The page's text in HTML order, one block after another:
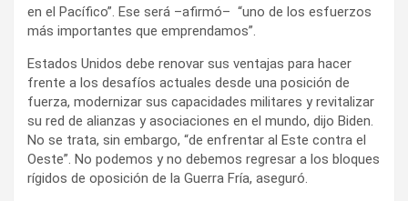
en el Pacífico”. Ese será –afirmó– “uno de los esfuerzos
más importantes que emprendamos”.
Estados Unidos debe renovar sus ventajas para hacer
frente a los desafíos actuales desde una posición de
fuerza, modernizar sus capacidades militares y revitalizar
su red de alianzas y asociaciones en el mundo, dijo Biden.
No se trata, sin embargo, “de enfrentar al Este contra el
Oeste”. No podemos y no debemos regresar a los bloques
rígidos de oposición de la Guerra Fría, aseguró.